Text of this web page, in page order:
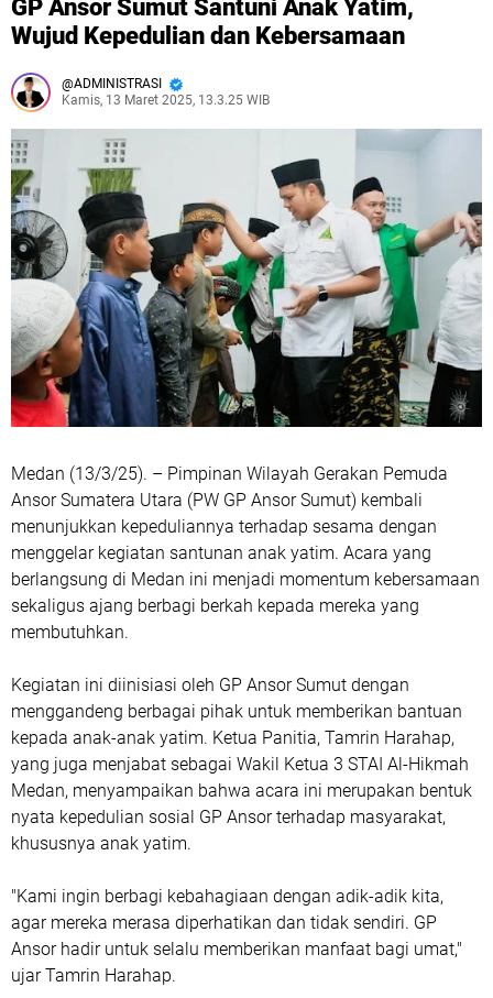
GP Ansor Sumut Santuni Anak Yatim,
Wujud Kepedulian dan Kebersamaan
ADMINISTRASI
Kamis, 13 Maret 2025, 13.3.25 WIB
Medan (13/3/25). – Pimpinan Wilayah Gerakan Pemuda
Ansor Sumatera Utara (PW GP Ansor Sumut) kembali
menunjukkan kepeduliannya terhadap sesama dengan
menggelar kegiatan santunan anak yatim. Acara yang
berlangsung di Medan ini menjadi momentum kebersamaan
sekaligus ajang berbagi berkah kepada mereka yang
membutuhkan.
Kegiatan ini diinisiasi oleh GP Ansor Sumut dengan
menggandeng berbagai pihak untuk memberikan bantuan
kepada anak-anak yatim. Ketua Panitia, Tamrin Harahap,
yang juga menjabat sebagai Wakil Ketua 3 STAI Al-Hikmah
Medan, menyampaikan bahwa acara ini merupakan bentuk
nyata kepedulian sosial GP Ansor terhadap masyarakat,
khususnya anak yatim.
"Kami ingin berbagi kebahagiaan dengan adik-adik kita,
agar mereka merasa diperhatikan dan tidak sendiri. GP
Ansor hadir untuk selalu memberikan manfaat bagi umat,"
ujar Tamrin Harahap.